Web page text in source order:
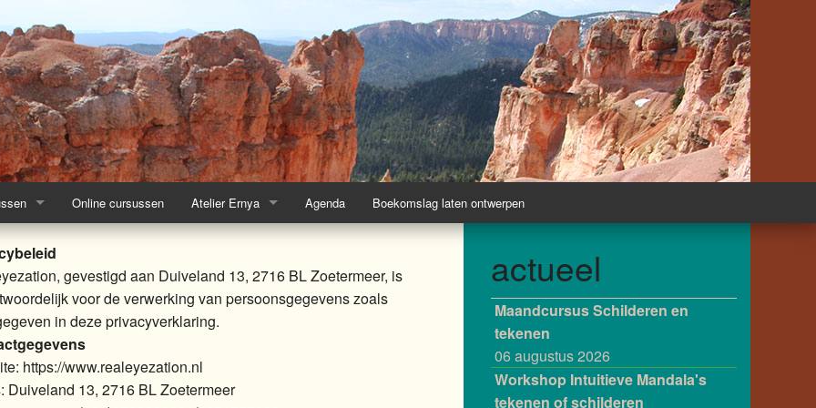
& Mediatief tekenen
en schilderen' of 'Urban Sketching'
je intuitie en de natuur
Creativiteit
Schilderen en tekenen
Intuitief Schilderen en Meditatief Tekenen
Artcoaching (Life of online)
Online cursussen Atelier Ernya
Werk cursisten Intuitief Schilderen
Agenda Boekomslag laten ontwerpen
gevestigd aan Duiveland 13, 2716 BL Zoetermeer, is
voor de verwerking van persoonsgegevens zoals
in deze privacyverklaring.
https://www.realeyezation.nl
Duiveland 13, 2716 BL Zoetermeer
actueel
Maandcursus Schilderen en
tekenen
06 augustus 2026
Workshop Intuitieve Mandala's
tekenen of schilderen